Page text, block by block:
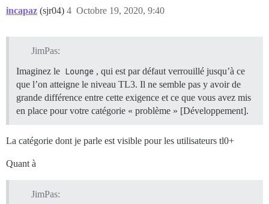
incapaz (sjr04) Octobre 19, 2020, 9:40
4
JimPas:
Imaginez le Lounge , qui est par défaut verrouillé jusqu’à ce
que l’on atteigne le niveau TL3. Il ne semble pas y avoir de
grande différence entre cette exigence et ce que vous avez mis
en place pour votre catégorie « problème » [Développement].
La catégorie dont je parle est visible pour les utilisateurs tl0+
Quant à
JimPas: